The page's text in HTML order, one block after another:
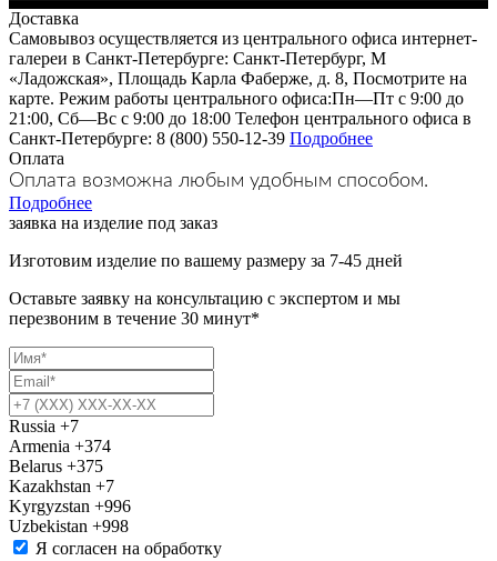
Доставка
Самовывоз осуществляется из центрального офиса интернет-
галереи в Санкт-Петербурге: Санкт-Петербург, М
«Ладожская», Площадь Карла Фаберже, д. 8, Посмотрите на
карте. Режим работы центрального офиса:Пн—Пт с 9:00 до
21:00, Сб—Вс с 9:00 до 18:00 Телефон центрального офиса в
Санкт-Петербурге: 8 (800) 550-12-39 Подробнее
Оплата
Оплата возможна любым удобным способом.
Подробнее
заявка на изделие под заказ
Изготовим изделие по вашему размеру за 7-45 дней
Оставьте заявку на консультацию с экспертом и мы
перезвоним в течение 30 минут*
Russia +7
Armenia +374
Belarus +375
Kazakhstan +7
Kyrgyzstan +996
Uzbekistan +998
Я согласен на обработку